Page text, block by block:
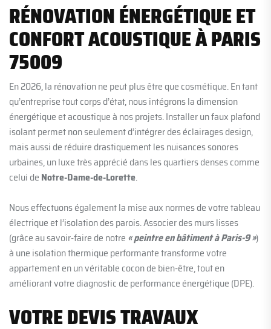
RÉNOVATION ÉNERGÉTIQUE ET
CONFORT ACOUSTIQUE À PARIS
75009
En 2026, la rénovation ne peut plus être que cosmétique. En tant
qu’entreprise tout corps d’état, nous intégrons la dimension
énergétique et acoustique à nos projets. Installer un faux plafond
isolant permet non seulement d’intégrer des éclairages design,
mais aussi de réduire drastiquement les nuisances sonores
urbaines, un luxe très apprécié dans les quartiers denses comme
celui de Notre-Dame-de-Lorette.
Nous effectuons également la mise aux normes de votre tableau
électrique et l’isolation des parois. Associer des murs lisses
(grâce au savoir-faire de notre « peintre en bâtiment à Paris-9 »)
à une isolation thermique performante transforme votre
appartement en un véritable cocon de bien-être, tout en
améliorant votre diagnostic de performance énergétique (DPE).
VOTRE DEVIS TRAVAUX